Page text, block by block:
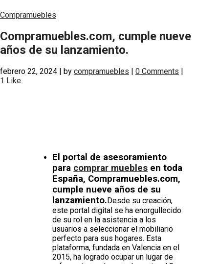
Compramuebles
Compramuebles.com, cumple nueve
años de su lanzamiento.
febrero 22, 2024 | by compramuebles | 0 Comments |
1 Like
El portal de asesoramiento
para comprar muebles en toda
España, Compramuebles.com,
cumple nueve años de su
lanzamiento.Desde su creación,
este portal digital se ha enorgullecido
de su rol en la asistencia a los
usuarios a seleccionar el mobiliario
perfecto para sus hogares. Esta
plataforma, fundada en Valencia en el
2015, ha logrado ocupar un lugar de